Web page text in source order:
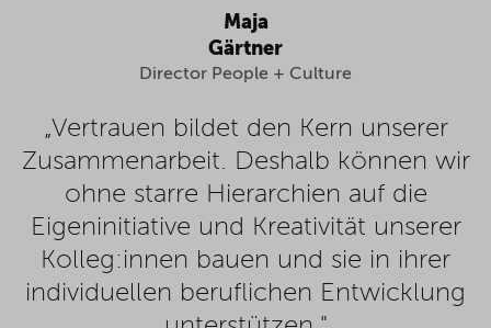
Maja
Gärtner
Director People + Culture
„Vertrauen bildet den Kern unserer
Zusammenarbeit. Deshalb können wir
ohne starre Hierarchien auf die
Eigeninitiative und Kreativität unserer
Kolleg:innen bauen und sie in ihrer
individuellen beruflichen Entwicklung